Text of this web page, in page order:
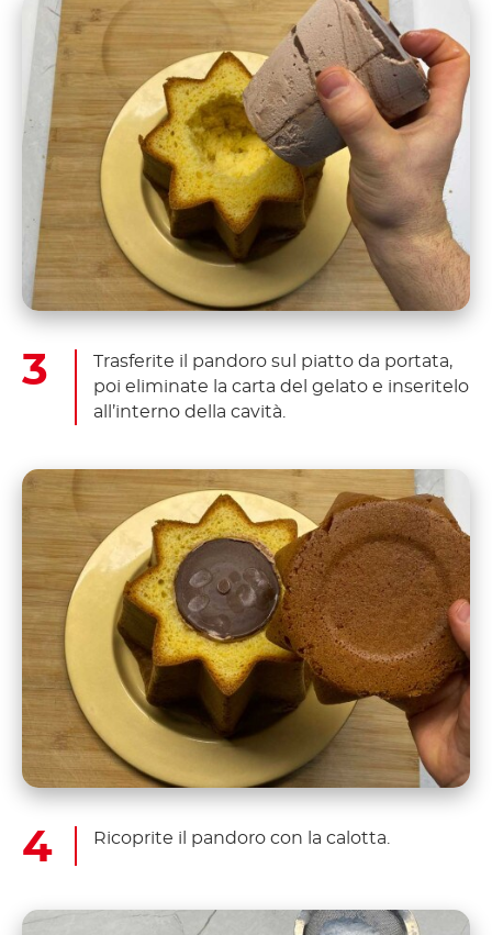
Trasferite il pandoro sul piatto da portata,
poi eliminate la carta del gelato e inseritelo
all’interno della cavità.
Ricoprite il pandoro con la calotta.